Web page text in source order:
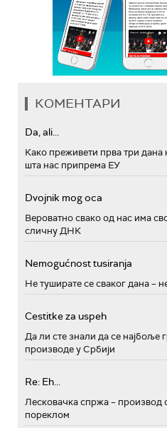
КОМЕНТАРИ
Da, ali...
Како преживети прва три дана
шта нас припрема ЕУ
Dvojnik mog oca
Вероватно свако од нас има
сличну ДНК
Nemogućnost tusiranja
Не туширате се сваког дана –
Cestitke za uspeh
Да ли сте знали да се најбоље
производе у Србији
Re: Eh...
Лесковачка спржа – производ
пореклом